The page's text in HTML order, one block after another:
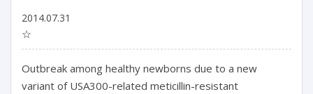
2014.07.31
☆
Outbreak among healthy newborns due to a new
variant of USA300-related meticillin-resistant